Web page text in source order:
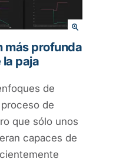
más profunda
paja
de
de
que sólo unos
capaces de